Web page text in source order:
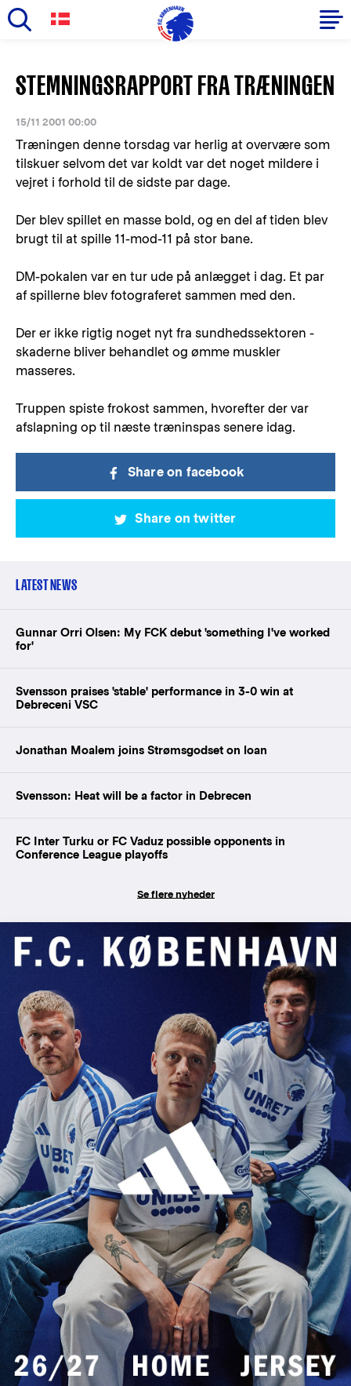
main
content
Primary
navigation
English
STEMNINGSRAPPORT FRA TRÆNINGEN
15/11 2001 00:00
Træningen denne torsdag var herlig at overvære som
tilskuer selvom det var koldt var det noget mildere i
vejret i forhold til de sidste par dage.
Der blev spillet en masse bold, og en del af tiden blev
brugt til at spille 11-mod-11 på stor bane.
DM-pokalen var en tur ude på anlægget i dag. Et par
af spillerne blev fotograferet sammen med den.
Der er ikke rigtig noget nyt fra sundhedssektoren -
skaderne bliver behandlet og ømme muskler
masseres.
Truppen spiste frokost sammen, hvorefter der var
afslapning op til næste træninspas senere idag.
Share on facebook
Share on twitter
LATEST NEWS
Gunnar Orri Olsen: My FCK debut 'something I've worked
for'
Svensson praises 'stable' performance in 3-0 win at
Debreceni VSC
Jonathan Moalem joins Strømsgodset on loan
Svensson: Heat will be a factor in Debrecen
FC Inter Turku or FC Vaduz possible opponents in
Conference League playoffs
Se flere nyheder